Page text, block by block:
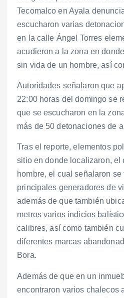
Tecomalco en Ayala
escucharon varias
en la calle Ángel Torres
acudieron a la zona en
sin vida de un hombre, así
Autoridades señalaron que
22:00 horas del domingo se
que se escucharon en la
más de 50 detonaciones de
Tras el reporte, elementos
sitio en donde localizaron, el
hombre, el cual señalaron
principales generadores de
además de que también
metros varios indicios
calibres, así como también
diferentes marcas
Bora.
Además de que en un
encontraron varios chalecos